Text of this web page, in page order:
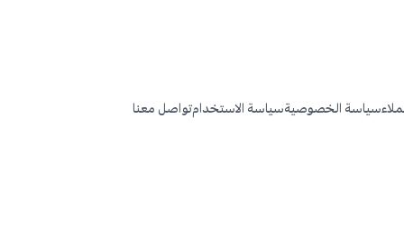
سياسة الخصوصيةسياسة الاستخدامتواصل معنا